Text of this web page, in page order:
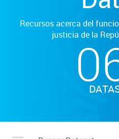
Recursos acerca del
justicia de la